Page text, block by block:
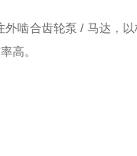
啮合齿轮泵 / 马达，
高。